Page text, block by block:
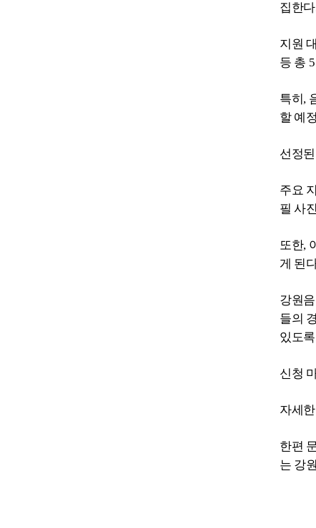
집한
지원
등 총
특히,
할 예
선정
주요
필 사
또한,
게 된
강원
들의
있도
신청
자세
한편
는 강